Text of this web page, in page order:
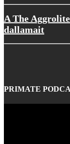
A The
dallamait
PRIMATE